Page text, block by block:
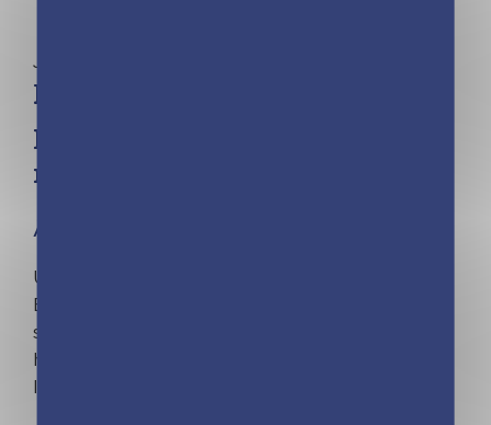
Jeunesse
Le trésor des Kinra – Sur la
piste du trésor – Tome 9
nouvelle édition
À partir de 8 ans
Une nouvelle élève vient d’arriver à l’Académie
Bergström. Entre Alexa l’impulsive et Singrid la
sauvage, les relations vont vite se révéler
houleuses… Heureusement, cela n’empêche pas
les Kinra Girls de continuer leurs explorations.